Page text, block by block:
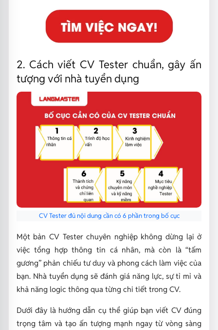
2. Cách viết CV Tester chuẩn, gây ấn
tượng với nhà tuyển dụng
CV Tester đủ nội dung cần có 6 phần trong bố cục
Một bản CV Tester chuyên nghiệp không dừng lại ở
việc tổng hợp thông tin cá nhân, mà còn là “tấm
gương” phản chiếu tư duy và phong cách làm việc của
bạn. Nhà tuyển dụng sẽ đánh giá năng lực, sự tỉ mỉ và
khả năng logic thông qua từng chi tiết trong CV.
Dưới đây là hướng dẫn cụ thể giúp bạn viết CV đúng
trọng tâm và tạo ấn tượng mạnh ngay từ vòng sàng